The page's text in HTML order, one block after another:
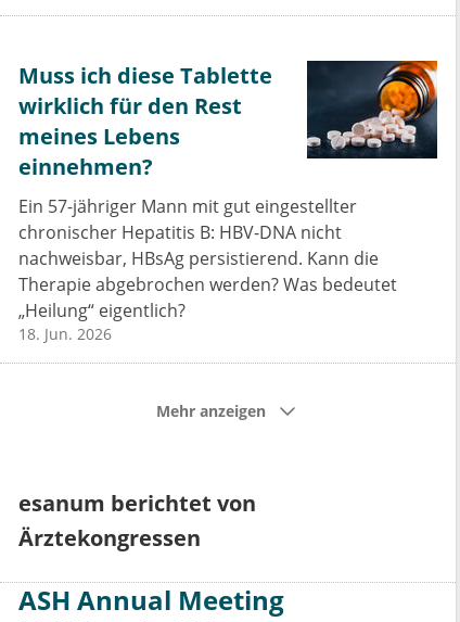
Muss ich diese Tablette
wirklich für den Rest
meines Lebens
einnehmen?
Ein 57-jähriger Mann mit gut eingestellter
chronischer Hepatitis B: HBV-DNA nicht
nachweisbar, HBsAg persistierend. Kann die
Therapie abgebrochen werden? Was bedeutet
„Heilung“ eigentlich?
18. Jun. 2026
Mehr anzeigen
esanum berichtet von
Ärztekongressen
ASH Annual Meeting